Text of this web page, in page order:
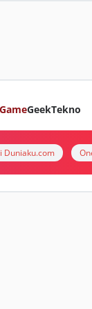
GameGeekTekno
Duniaku.com